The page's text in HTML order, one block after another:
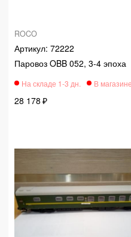
ROCO
72222
Паровоз OBB 052, 3-4 эпоха
28 178